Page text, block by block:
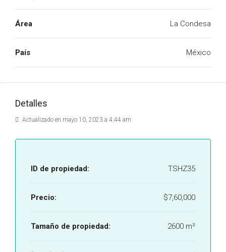
Área La Condesa
País México
Detalles
Actualizado en mayo 10, 2023 a 4:44 am
ID de propiedad: TSHZ35
Precio: $7,60,000
Tamaño de propiedad: 2600 m²